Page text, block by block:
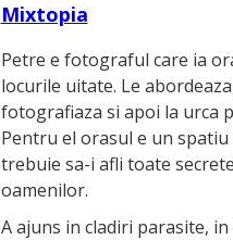
Mixtopia
Petre e fotograful care ia
locurile uitate. Le
fotografiaza si apoi la urca
Pentru el orasul e un
trebuie sa-i afli toate
oamenilor.
A ajuns in cladiri parasite,